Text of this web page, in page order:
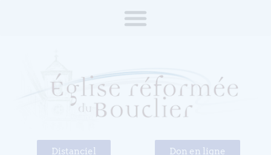
Distanciel Don en ligne